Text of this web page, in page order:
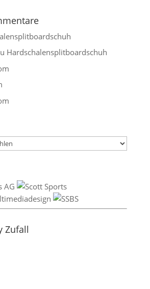
Hardschalensplitboardschuh
Zufall